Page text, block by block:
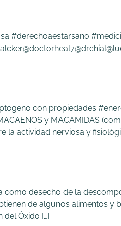
#derechoaestarsano
con propiedades
y MACAMIDAS
la actividad nerviosa y
como desecho de la
de algunos alimentos
Óxido […]